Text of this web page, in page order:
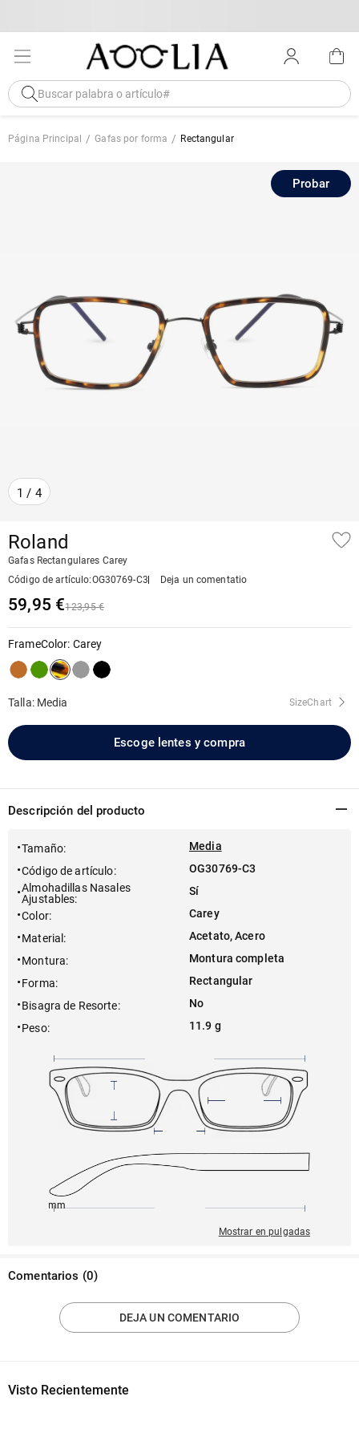
Página Principal Gafas por forma Rectangular
1 / 4
Probar
Roland
Gafas Rectangulares Carey
Código de artículo:OG30769-C3 Deja un comentatio
59,95 €123,95 €
FrameColor: Carey
Talla: Media SizeChart
Escoge lentes y compra
Descripción del producto
Tamaño:
Media
Código de artículo:
OG30769-C3
Almohadillas Nasales
Ajustables:
Sí
Color:
Carey
Material :
Acetato, Acero
Montura:
Montura completa
Forma:
Rectangular
Bisagra de Resorte:
No
Peso: 11.9 g
145mm
Mostrar en pulgadas
Comentarios (0)
DEJA UN COMENTARIO
Visto Recientemente